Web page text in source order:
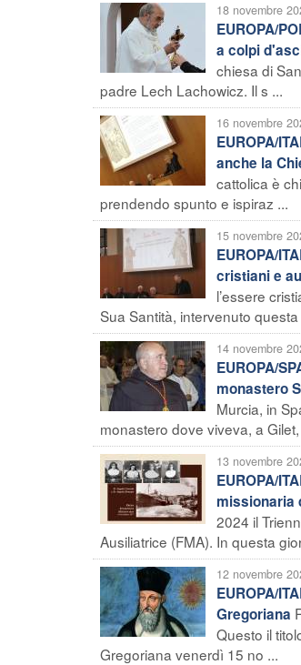
18 novembre
EUROPA/
a colpi
chiesa di
padre Lech Lachowicz. Il s ...
16 novembre
EUROPA/
anche la
cattolica è
prendendo spunto e ispiraz ...
15 novembre
EUROPA/
cristiani e
l’essere
Sua Santità, intervenuto
14 novembre
EUROPA/
monastero
Murcia, in
monastero dove viveva, a
13 novembre
EUROPA/
missionaria
2024 il
Ausiliatrice (FMA). In questa
12 novembre
EUROPA/
Gregoriana
Questo il
Gregoriana venerdì 15 no ...